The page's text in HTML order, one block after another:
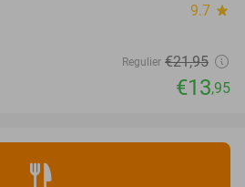
9.7 star
Regulier €21,95
€13,95